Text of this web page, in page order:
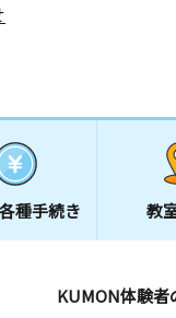
各種手続き 教
KUMON体験者